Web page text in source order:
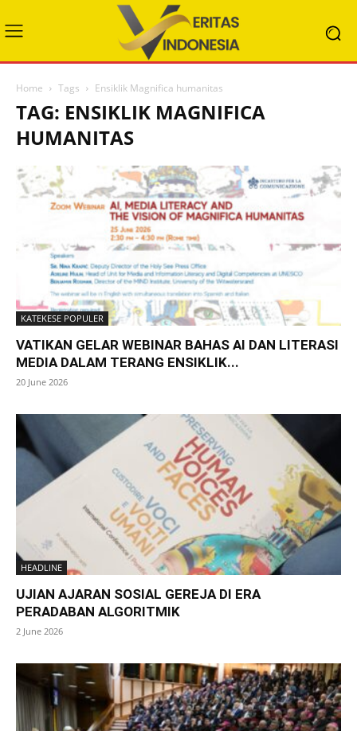
Home Tags Ensiklik Magnifica humanitas
TAG: ENSIKLIK MAGNIFICA
HUMANITAS
KATEKESE POPULER
VATIKAN GELAR WEBINAR BAHAS AI DAN LITERASI
MEDIA DALAM TERANG ENSIKLIK...
20 June 2026
HEADLINE
UJIAN AJARAN SOSIAL GEREJA DI ERA
PERADABAN ALGORITMIK
2 June 2026